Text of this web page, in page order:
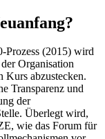
Prozess (2015) wird
Organisation
Kurs abzustecken.
Transparenz und
der
Überlegt wird,
wie das Forum für